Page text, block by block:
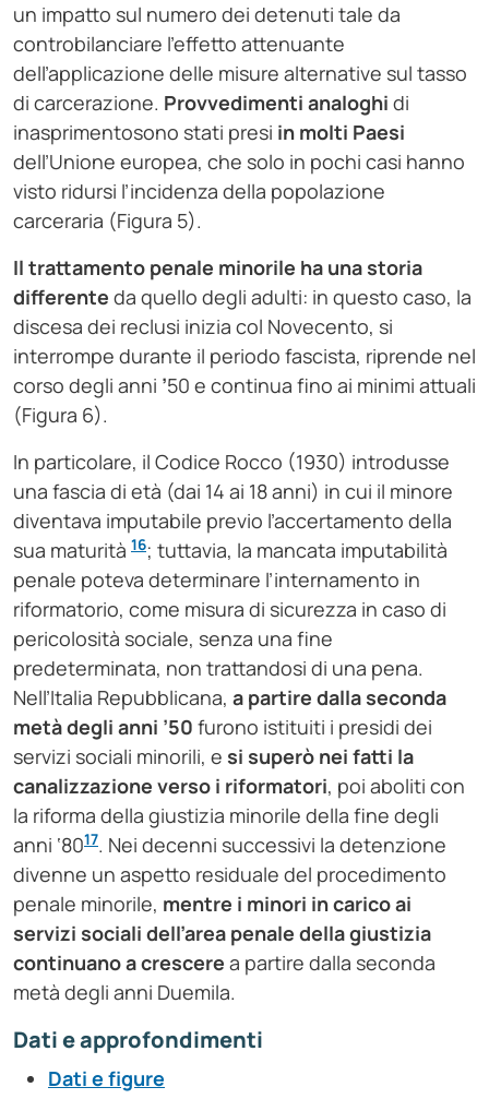
un impatto sul numero dei detenuti tale da
controbilanciare l’effetto attenuante
dell’applicazione delle misure alternative sul tasso
di carcerazione. Provvedimenti analoghi di
inasprimentosono stati presi in molti Paesi
dell’Unione europea, che solo in pochi casi hanno
visto ridursi l’incidenza della popolazione
carceraria (Figura 5).
Il trattamento penale minorile ha una storia
differente da quello degli adulti: in questo caso, la
discesa dei reclusi inizia col Novecento, si
interrompe durante il periodo fascista, riprende nel
corso degli anni ’50 e continua fino ai minimi attuali
(Figura 6).
In particolare, il Codice Rocco (1930) introdusse
una fascia di età (dai 14 ai 18 anni) in cui il minore
diventava imputabile previo l’accertamento della
sua maturità 16; tuttavia, la mancata imputabilità
penale poteva determinare l’internamento in
riformatorio, come misura di sicurezza in caso di
pericolosità sociale, senza una fine
predeterminata, non trattandosi di una pena.
Nell’Italia Repubblicana, a partire dalla seconda
metà degli anni ’50 furono istituiti i presidi dei
servizi sociali minorili, e si superò nei fatti la
canalizzazione verso i riformatori, poi aboliti con
la riforma della giustizia minorile della fine degli
anni ‘8017. Nei decenni successivi la detenzione
divenne un aspetto residuale del procedimento
penale minorile, mentre i minori in carico ai
servizi sociali dell’area penale della giustizia
continuano a crescere a partire dalla seconda
metà degli anni Duemila.
Dati e approfondimenti
Dati e figure